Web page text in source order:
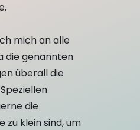
mich an alle
die genannten
überall die
die
zu klein sind, um